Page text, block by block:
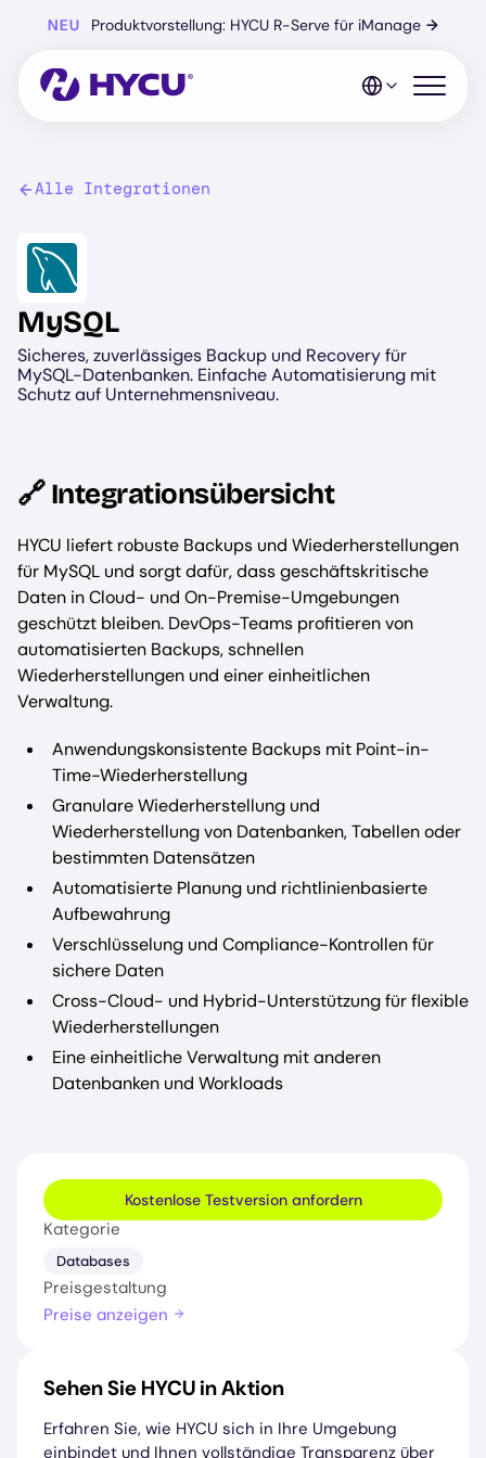
Hauptinhalt
NEU Produktvorstellung: HYCU R-Serve für iManage →
Mobiles
Alle Integrationen
Image
MySQL
Sicheres, zuverlässiges Backup und Recovery für
MySQL-Datenbanken. Einfache Automatisierung mit
Schutz auf Unternehmensniveau.
🔗 Integrationsübersicht
HYCU liefert robuste Backups und Wiederherstellungen
für MySQL und sorgt dafür, dass geschäftskritische
Daten in Cloud- und On-Premise-Umgebungen
geschützt bleiben. DevOps-Teams profitieren von
automatisierten Backups, schnellen
Wiederherstellungen und einer einheitlichen
Verwaltung.
Anwendungskonsistente Backups mit Point-in-
Time-Wiederherstellung
Granulare Wiederherstellung und
Wiederherstellung von Datenbanken, Tabellen oder
bestimmten Datensätzen
Automatisierte Planung und richtlinienbasierte
Aufbewahrung
Verschlüsselung und Compliance-Kontrollen für
sichere Daten
Cross-Cloud- und Hybrid-Unterstützung für flexible
Wiederherstellungen
Eine einheitliche Verwaltung mit anderen
Datenbanken und Workloads
Kostenlose Testversion anfordern
Kategorie
Databases
Preisgestaltung
Preise anzeigen
Sehen Sie HYCU in Aktion
Erfahren Sie, wie HYCU sich in Ihre Umgebung
einbindet und Ihnen vollständige Transparenz über